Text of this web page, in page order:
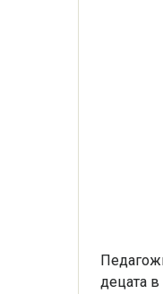
децата в